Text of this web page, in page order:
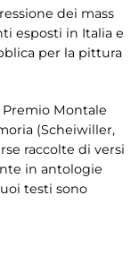
dei mass
esposti in Italia e
per la pittura
Premio Montale
(Scheiwiller,
raccolte di versi
in antologie
testi sono